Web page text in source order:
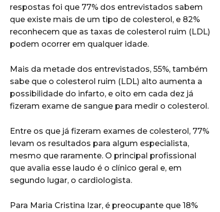
respostas foi que 77% dos entrevistados sabem
que existe mais de um tipo de colesterol, e 82%
reconhecem que as taxas de colesterol ruim (LDL)
podem ocorrer em qualquer idade.
Mais da metade dos entrevistados, 55%, também
sabe que o colesterol ruim (LDL) alto aumenta a
possibilidade do infarto, e oito em cada dez já
fizeram exame de sangue para medir o colesterol.
Entre os que já fizeram exames de colesterol, 77%
levam os resultados para algum especialista,
mesmo que raramente. O principal profissional
que avalia esse laudo é o clínico geral e, em
segundo lugar, o cardiologista.
Para Maria Cristina Izar, é preocupante que 18%